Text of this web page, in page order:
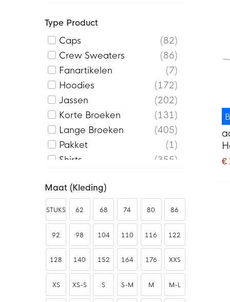
€
Type Product
Caps
82
Crew Sweaters
86
Fanartikelen
7
Hoodies
172
Jassen
202
Korte Broeken
131
Lange Broeken
405
Pakket
1
Shirts
355
Slippers
Sokken
82
Tassen
4
Tenues
119
Trainingsjacks
132
Trainingtops
22
Maat (kleding)
STUKS 62 68 74 80 86
92 98 104 110 116 122
128 140 152 164 176 XXS
XS XS-S S S-M M M-L